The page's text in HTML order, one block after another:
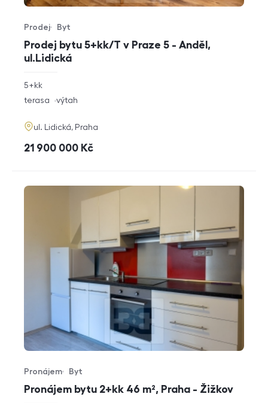
Prodej bytu 5+kk/T v Praze 5 - Anděl,
ul.Lidická
Typ nabídky
Prodej
Typ nemovitosti
Byt
rozměry
dispozice
5+kk
funkce
terasa výtah
adresa
ul. Lidická, Praha
cena
21 900 000 Kč
Pronájem bytu 2+kk 46 m², Praha - Žižkov
Typ nabídky
Pronájem
Typ nemovitosti
Byt